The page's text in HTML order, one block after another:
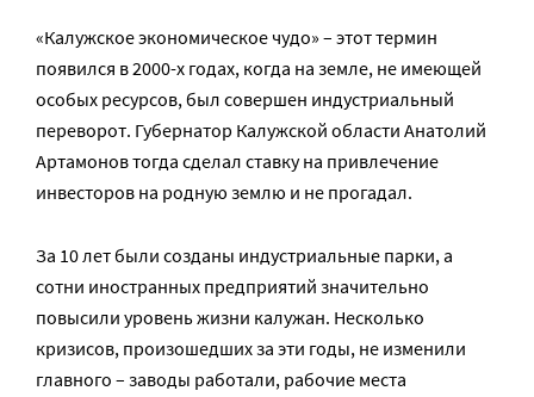
«Калужское экономическое чудо» – этот термин
появился в 2000-х годах, когда на земле, не имеющей
особых ресурсов, был совершен индустриальный
переворот. Губернатор Калужской области Анатолий
Артамонов тогда сделал ставку на привлечение
инвесторов на родную землю и не прогадал.
За 10 лет были созданы индустриальные парки, а
сотни иностранных предприятий значительно
повысили уровень жизни калужан. Несколько
кризисов, произошедших за эти годы, не изменили
главного – заводы работали, рабочие места